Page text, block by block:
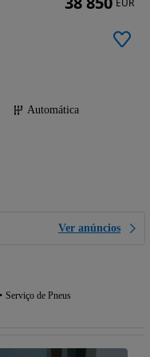
Automática
Ver anúncios
Serviço de Pneus